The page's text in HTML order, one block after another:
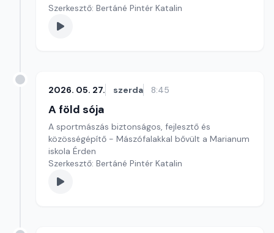
Szerkesztő: Bertáné Pintér Katalin
2026. 05. 27. szerda 8:45
A föld sója
A sportmászás biztonságos, fejlesztő és
közösségépítő - Mászófalakkal bővült a Marianum
iskola Érden
Szerkesztő: Bertáné Pintér Katalin